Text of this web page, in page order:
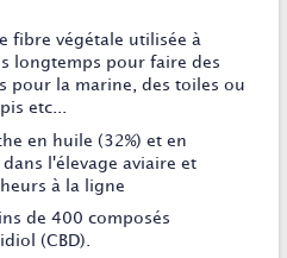
fibre végétale utilisée à
longtemps pour faire des
pour la marine, des toiles ou
etc...
en huile (32%) et en
l'élevage aviaire et
à la ligne
de 400 composés
(CBD).